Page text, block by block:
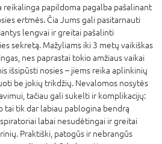
reikalinga papildoma pagalba pašalinant
ertmės. Čia Jums gali pasitarnauti
lengvai ir greitai pašalinti
sekretą. Mažyliams iki 3 metų vaikiškas
nes paprastai tokio amžiaus vaikai
išsipūsti nosies – jiems reika aplinkinių
be jokių trikdžių. Nevalomos nosytės
tačiau gali sukelti ir komplikacijų:
tai tik dar labiau pablogina bendrą
labai nesudėtingai ir greitai
Praktiški, patogūs ir nebrangūs